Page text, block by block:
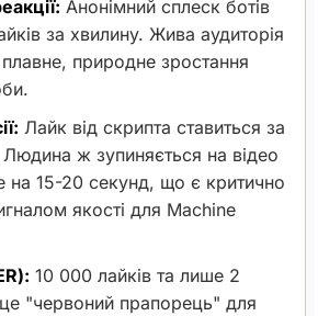
Анонімний сплеск ботів
за хвилину. Жива аудиторія
природне зростання
Лайк від скрипта ставиться за
ж зупиняється на відео
15-20 секунд, що є критично
якості для Machine
10 000 лайків та лише 2
"червоний прапорець" для